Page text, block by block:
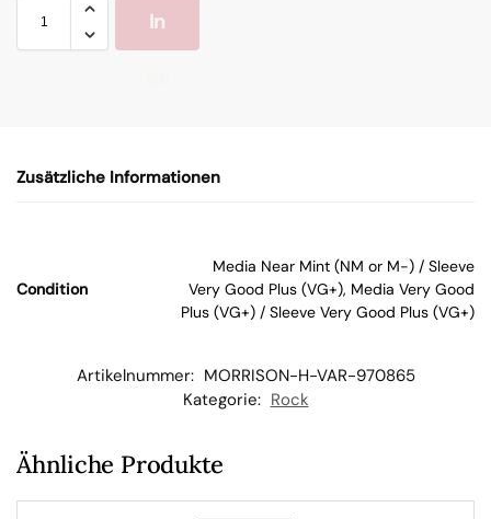
In
W
Zusätzliche Informationen
Condition
Media Near Mint (NM or M-) / Sleeve
Very Good Plus (VG+), Media Very Good
Plus (VG+) / Sleeve Very Good Plus (VG+)
Artikelnummer: MORRISON-H-VAR-970865
Kategorie: Rock
Ähnliche Produkte